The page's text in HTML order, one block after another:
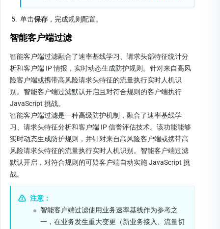
5. 单击保存 ，完成规则配置。
智能客户端过滤
智能客户端过滤融合了速率基线学习、请求头部特征统计分
析和客户端 IP 情报，实时动态生成防护规则。针对来自高风
险客户端或携带高风险请求头特征的流量执行实时人机识
别。智能客户端过滤默认开启且对符合规则的客户端执行
JavaScript 挑战。
智能客户端过滤是一种高级防护机制，融合了速率基线学
习、请求头特征分析和客户端 IP 信誉评估技术。该功能能够
实时动态生成防护规则，并针对来自高风险客户端或携带高
风险请求头特征的流量执行实时人机识别。智能客户端过滤
默认开启，对符合规则的可疑客户端自动实施 JavaScript 挑
战。
注意：
智能客户端过滤使用业务速率基线作为参考之
一，在业务发生重大变更（新业务接入、流量切